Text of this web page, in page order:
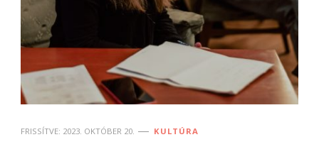
FRISSÍTVE: 2023. OKTÓBER 20. KULTÚRA